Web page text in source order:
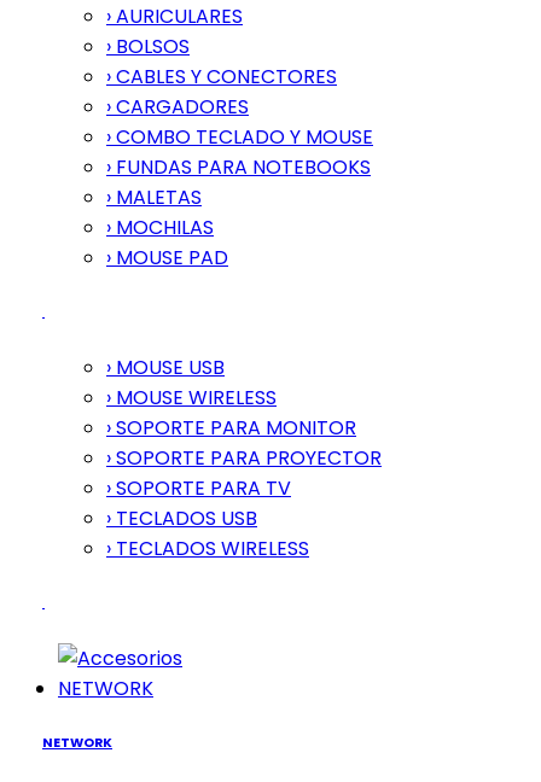
› AURICULARES
› BOLSOS
› CABLES Y CONECTORES
› CARGADORES
› COMBO TECLADO Y MOUSE
› FUNDAS PARA NOTEBOOKS
› MALETAS
› MOCHILAS
› MOUSE PAD
› MOUSE USB
› MOUSE WIRELESS
› SOPORTE PARA MONITOR
› SOPORTE PARA PROYECTOR
› SOPORTE PARA TV
› TECLADOS USB
› TECLADOS WIRELESS
NETWORK
NETWORK